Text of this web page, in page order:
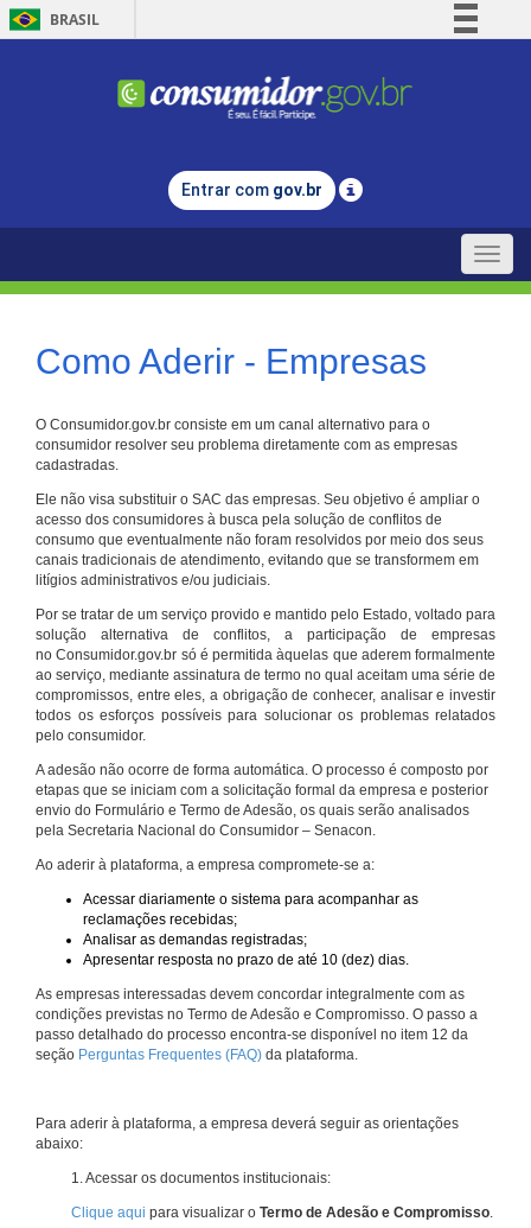
BRASIL
Comunica BR
Legislação
Entrar com gov.br
Toggle
Como Aderir - Empresas
O Consumidor.gov.br consiste em um canal alternativo para o
consumidor resolver seu problema diretamente com as empresas
cadastradas.
Ele não visa substituir o SAC das empresas. Seu objetivo é ampliar o
acesso dos consumidores à busca pela solução de conflitos de
consumo que eventualmente não foram resolvidos por meio dos seus
canais tradicionais de atendimento, evitando que se transformem em
litígios administrativos e/ou judiciais.
Por se tratar de um serviço provido e mantido pelo Estado, voltado para
solução alternativa de conflitos, a participação de empresas
no Consumidor.gov.br só é permitida àquelas que aderem formalmente
ao serviço, mediante assinatura de termo no qual aceitam uma série de
compromissos, entre eles, a obrigação de conhecer, analisar e investir
todos os esforços possíveis para solucionar os problemas relatados
pelo consumidor.
A adesão não ocorre de forma automática. O processo é composto por
etapas que se iniciam com a solicitação formal da empresa e posterior
envio do Formulário e Termo de Adesão, os quais serão analisados
pela Secretaria Nacional do Consumidor – Senacon.
Ao aderir à plataforma, a empresa compromete-se a:
Acessar diariamente o sistema para acompanhar as
reclamações recebidas;
Analisar as demandas registradas;
Apresentar resposta no prazo de até 10 (dez) dias.
As empresas interessadas devem concordar integralmente com as
condições previstas no Termo de Adesão e Compromisso. O passo a
passo detalhado do processo encontra-se disponível no item 12 da
seção Perguntas Frequentes (FAQ) da plataforma.
Para aderir à plataforma, a empresa deverá seguir as orientações
abaixo:
1. Acessar os documentos institucionais:
Clique aqui para visualizar o Termo de Adesão e Compromisso.